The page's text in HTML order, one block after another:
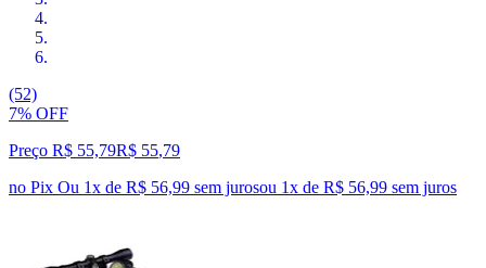
(52)
7% OFF
Preço R$ 55,79R$ 55,79
no Pix Ou 1x de R$ 56,99 sem jurosou 1x de R$ 56,99 sem juros